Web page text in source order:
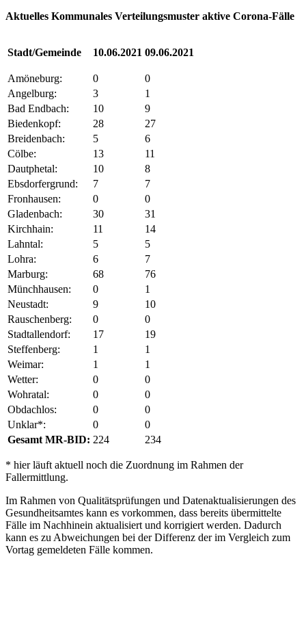
Aktuelles Kommunales Verteilungsmuster aktive Corona-Fälle
Stadt/Gemeinde 10.06.2021 09.06.2021
Amöneburg: 0
0
Angelburg:
3
1
Bad Endbach:
10
9
Biedenkopf:
28
27
Breidenbach:
5
6
Cölbe:
13
11
Dautphetal:
10
8
Ebsdorfergrund:
7
7
Fronhausen:
0
0
Gladenbach:
30
31
Kirchhain:
11
14
Lahntal:
5
5
Lohra:
6
7
Marburg:
68
76
Münchhausen:
0
1
Neustadt:
9
10
Rauschenberg:
0
0
Stadtallendorf:
17
19
Steffenberg:
1
1
Weimar:
1
1
Wetter:
0
0
Wohratal:
0
0
Obdachlos:
0
0
Unklar*:
0
0
Gesamt MR-BID: 224 234
* hier läuft aktuell noch die Zuordnung im Rahmen der
Fallermittlung.
Im Rahmen von Qualitätsprüfungen und Datenaktualisierungen des
Gesundheitsamtes kann es vorkommen, dass bereits übermittelte
Fälle im Nachhinein aktualisiert und korrigiert werden. Dadurch
kann es zu Abweichungen bei der Differenz der im Vergleich zum
Vortag gemeldeten Fälle kommen.